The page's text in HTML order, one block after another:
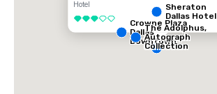
Hotel
3 von 5
Sheraton
Dallas Hotel
Crowne Plaza
Dallas
Downtown
The Adolphus,
Autograph
Collection